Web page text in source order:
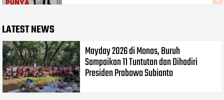
LATEST NEWS
Mayday 2026 di Monas, Buruh
Sampaikan 11 Tuntutan dan Dihadiri
Presiden Prabowo Subianto